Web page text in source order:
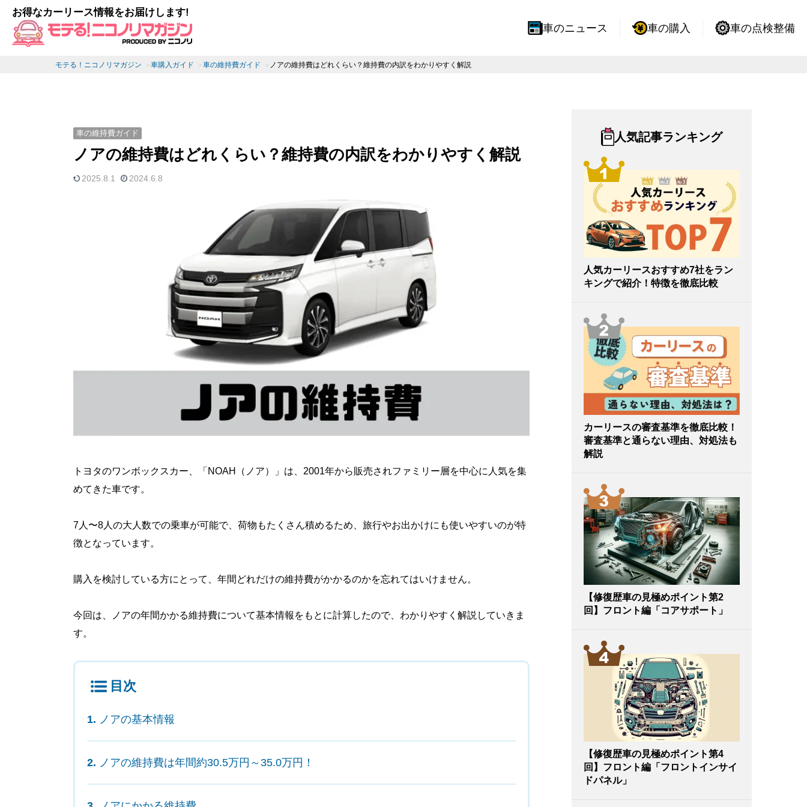
お得なカーリース情報をお届けします!
車のニュース 車の購入 車の点検整備
モテる！ニコノリマガジン 車購入ガイド 車の維持費ガイド ノアの維持費はどれくらい？維持費の内訳をわかりやすく解説
車の維持費ガイド
ノアの維持費はどれくらい？維持費の内訳をわかりやすく解説
2025.8.1 2024.6.8
トヨタのワンボックスカー、「NOAH（ノア）」は、2001年から販売されファミリー層を中心に人気を集
めてきた車です。
7人〜8人の大人数での乗車が可能で、荷物もたくさん積めるため、旅行やお出かけにも使いやすいのが特
徴となっています。
購入を検討している方にとって、年間どれだけの維持費がかかるのかを忘れてはいけません。
今回は、ノアの年間かかる維持費について基本情報をもとに計算したので、わかりやすく解説していきま
す。
目次
ノアの基本情報
ノアの維持費は年間約30.5万円～35.0万円！
人気記事ランキング
人気カーリースおすすめ7社をラン
キングで紹介！特徴を徹底比較
カーリースの審査基準を徹底比較！
審査基準と通らない理由、対処法も
解説
【修復歴車の見極めポイント第2
回】フロント編「コアサポート」
【修復歴車の見極めポイント第4
回】フロント編「フロントインサイ
ドパネル」